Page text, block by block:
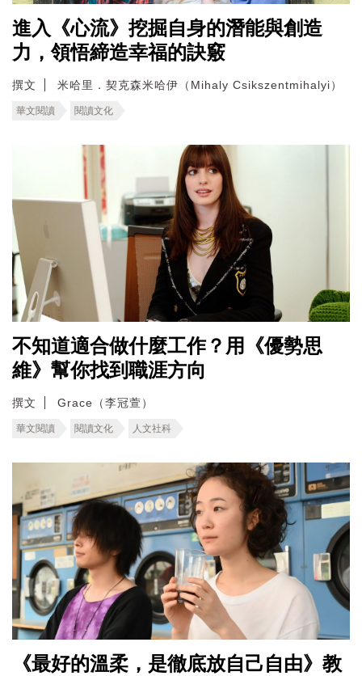
進入《心流》挖掘自身的潛能與創造
力，領悟締造幸福的訣竅
撰文 米哈里．契克森米哈伊（Mihaly Csikszentmihalyi）
華文閱讀 閱讀文化
不知道適合做什麼工作？用《優勢思
維》幫你找到職涯方向
撰文 Grace（李冠萱）
華文閱讀 閱讀文化 人文社科
《最好的溫柔，是徹底放自己自由》教